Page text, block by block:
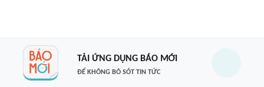
TẢI ỨNG DỤNG BÁO MỚI
ĐỂ KHÔNG BỎ SÓT TIN TỨC